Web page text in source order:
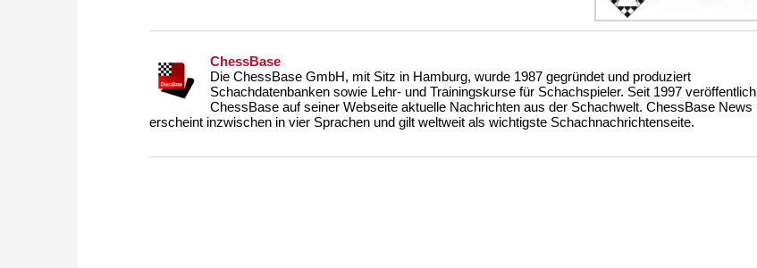
ChessBase
Die ChessBase GmbH, mit Sitz in Hamburg, wurde 1987 gegründet und produziert
Schachdatenbanken sowie Lehr- und Trainingskurse für Schachspieler. Seit 1997 veröffentlich
ChessBase auf seiner Webseite aktuelle Nachrichten aus der Schachwelt. ChessBase News
erscheint inzwischen in vier Sprachen und gilt weltweit als wichtigste Schachnachrichtenseite.